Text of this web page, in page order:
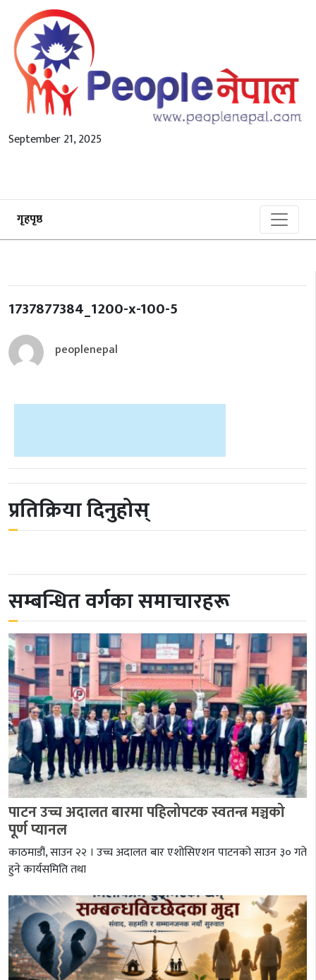
September 21, 2025
गृहपृष्ठ
1737877384_1200-x-100-5
peoplenepal
प्रतिक्रिया दिनुहोस्
सम्बन्धित वर्गका समाचारहरू
पाटन उच्च अदालत बारमा पहिलोपटक स्वतन्त्र मञ्चको
पूर्ण प्यानल
काठमाडौं, साउन २२ । उच्च अदालत बार एशोसिएशन पाटनको साउन ३० गते
हुने कार्यसमिति तथा